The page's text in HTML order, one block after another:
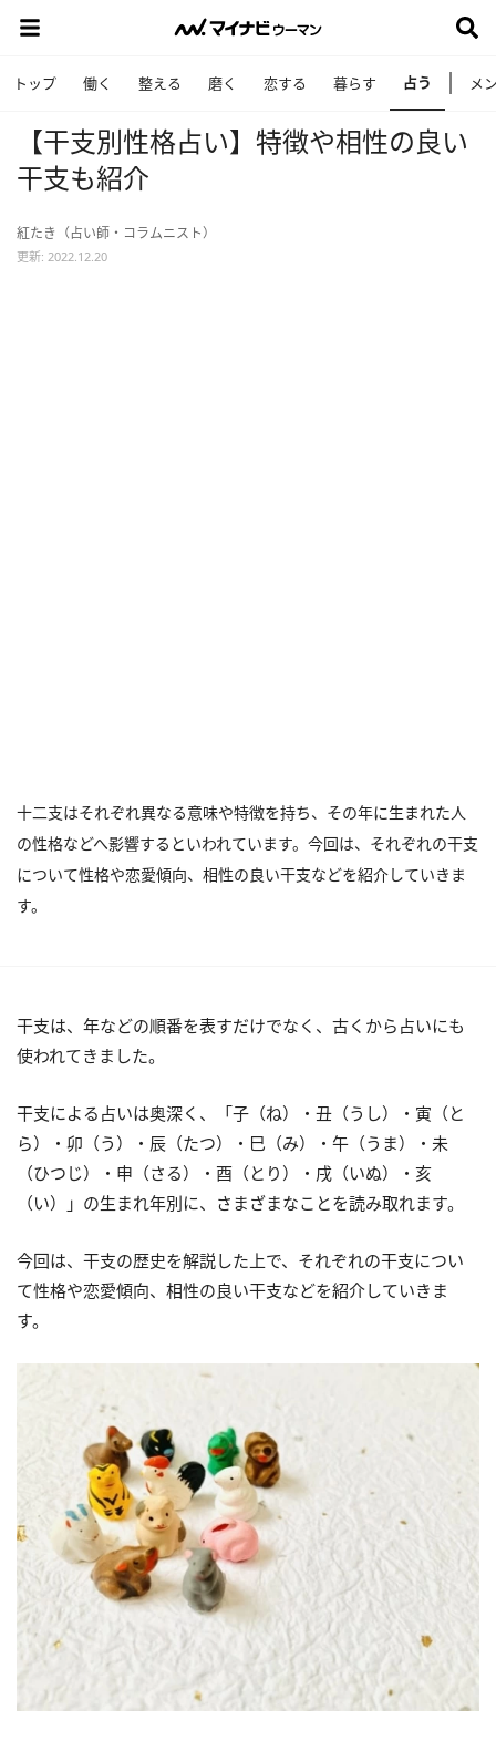
トップ 働く 整える 磨く 恋する 暮らす 占う メ
【干支別性格占い】特徴や相性の良い
干支も紹介
紅たき（占い師・コラムニスト）
更新: 2022.12.20
十二支はそれぞれ異なる意味や特徴を持ち、その年に生まれた人
の性格などへ影響するといわれています。今回は、それぞれの干支
について性格や恋愛傾向、相性の良い干支などを紹介していきま
す。
干支は、年などの順番を表すだけでなく、古くから占いにも
使われてきました。
干支による占いは奥深く、「子（ね）・丑（うし）・寅（と
ら）・卯（う）・辰（たつ）・巳（み）・午（うま）・未
（ひつじ）・申（さる）・酉（とり）・戌（いぬ）・亥
（い）」の生まれ年別に、さまざまなことを読み取れます。
今回は、干支の歴史を解説した上で、それぞれの干支につい
て性格や恋愛傾向、相性の良い干支などを紹介していきま
す。